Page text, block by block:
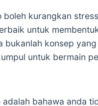
boleh kurangkan
untuk
bukanlah konsep
untuk bermain
adalah bahawa anda